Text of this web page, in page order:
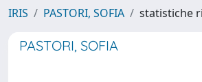
IRIS PASTORI, SOFIA statistiche
PASTORI, SOFIA